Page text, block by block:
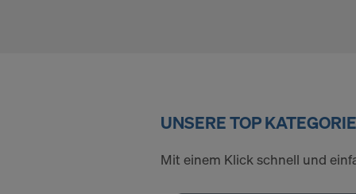
UNSERE TOP
Mit einem Klick schnell und